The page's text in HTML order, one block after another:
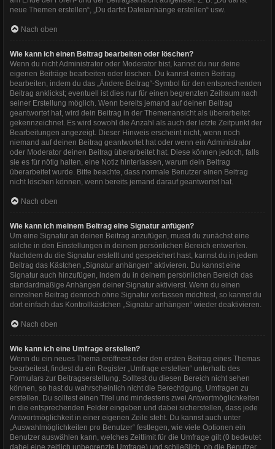
neue Themen erstellen“, „Du darfst Dateianhänge erstellen“ usw.
Nach oben
Wie kann ich einen Beitrag bearbeiten oder löschen?
Wenn du nicht Administrator oder Moderator bist, kannst du nur deine
eigenen Beiträge bearbeiten oder löschen. Du kannst einen Beitrag
bearbeiten, indem du das „Ändere Beitrag“-Symbol für den entsprechenden
Beitrag anklickst; eventuell ist dies nur für einen begrenzten Zeitraum nach
seiner Erstellung möglich. Wenn bereits jemand auf deinen Beitrag
geantwortet hat, wird dein Beitrag in der Themenansicht als überarbeitet
gekennzeichnet. Es wird sowohl die Anzahl als auch der letzte Zeitpunkt der
Bearbeitungen angezeigt. Dieser Hinweis erscheint nicht, wenn noch
niemand auf deinen Beitrag geantwortet hat oder wenn ein Administrator
oder Moderator deinen Beitrag überarbeitet hat. Diese können jedoch, falls
sie es für nötig halten, eine Notiz hinterlassen, warum dein Beitrag
überarbeitet wurde. Bitte beachte, dass normale Benutzer einen Beitrag
nicht löschen können, wenn bereits jemand darauf geantwortet hat.
Nach oben
Wie kann ich meinem Beitrag eine Signatur anfügen?
Um eine Signatur an deinen Beitrag anzufügen, musst du zunächst eine
solche in den Einstellungen in deinem persönlichen Bereich entwerfen.
Nachdem du die Signatur erstellt und gespeichert hast, kannst du in jedem
Beitrag das Kästchen „Signatur anhängen“ aktivieren. Du kannst eine
Signatur auch hinzufügen, indem du in deinem persönlichen Bereich das
standardmäßige Anhängen deiner Signatur aktivierst. Wenn du einen
einzelnen Beitrag dennoch ohne Signatur verfassen möchtest, so kannst du
dort einfach das Kontrollkästchen „Signatur anhängen“ wieder deaktivieren.
Nach oben
Wie kann ich eine Umfrage erstellen?
Wenn du ein neues Thema eröffnest oder den ersten Beitrag eines Themas
bearbeitest, findest du ein Register „Umfrage erstellen“ unterhalb des
Formulars zur Beitragserstellung. Solltest du diesen Bereich nicht sehen
können, so hast du wahrscheinlich nicht die Berechtigung, Umfragen zu
erstellen. Du solltest einen Titel und mindestens zwei Antwortmöglichkeiten
in die entsprechenden Felder eingeben und dabei sicherstellen, dass jede
Antwortmöglichkeit in einer eigenen Zeile steht. Du kannst auch unter
„Auswahlmöglichkeiten pro Benutzer“ festlegen, wie viele Optionen ein
Benutzer auswählen kann, welches Zeitlimit für die Umfrage gilt (0 bedeutet
dabei eine zeitlich unbegrenzte Umfrage) und schließlich, ob die Benutzer